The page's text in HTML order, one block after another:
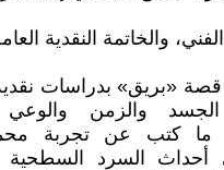
والخاتمة النقدية
«بريق» بدراسات
والزمن والوعي
ما كتب عن تجربة
أحداث السرد السطحية